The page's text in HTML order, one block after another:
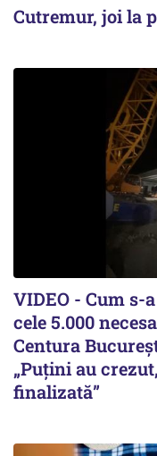
Cutremur, joi la
VIDEO - Cum
cele 5.000
Centura
„Puțini au
finalizată”